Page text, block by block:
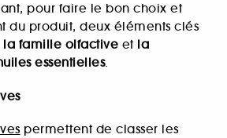
pour faire le bon choix et
du produit, deux éléments clés
la famille olfactive et la
essentielles.
permettent de classer les